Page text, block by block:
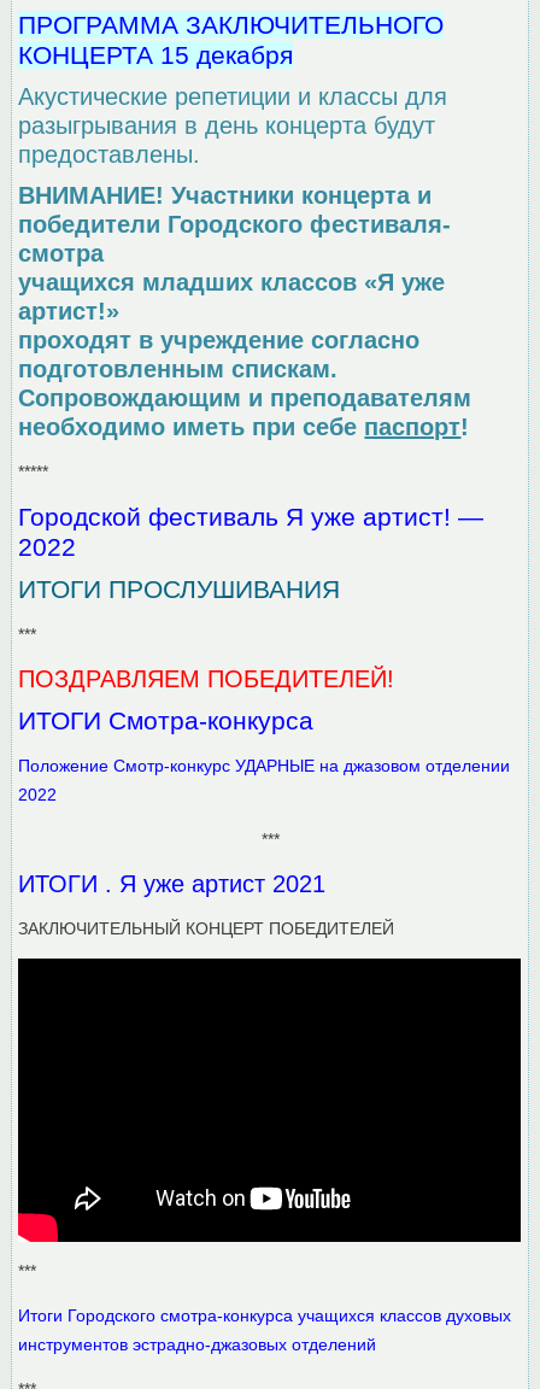
ПРОГРАММА ЗАКЛЮЧИТЕЛЬНОГО
КОНЦЕРТА 15 декабря
Акустические репетиции и классы для
разыгрывания в день концерта будут
предоставлены.
ВНИМАНИЕ! Участники концерта и
победители Городского фестиваля-
смотра
учащихся младших классов «Я уже
артист!»
проходят в учреждение согласно
подготовленным спискам.
Сопровождающим и преподавателям
необходимо иметь при себе паспорт!
*****
Городской фестиваль Я уже артист! —
2022
ИТОГИ ПРОСЛУШИВАНИЯ
***
ПОЗДРАВЛЯЕМ ПОБЕДИТЕЛЕЙ!
ИТОГИ Смотра-конкурса
Положение Смотр-конкурс УДАРНЫЕ на джазовом отделении
2022
***
ИТОГИ . Я уже артист 2021
ЗАКЛЮЧИТЕЛЬНЫЙ КОНЦЕРТ ПОБЕДИТЕЛЕЙ
***
Итоги Городского смотра-конкурса учащихся классов духовых
инструментов эстрадно-джазовых отделений